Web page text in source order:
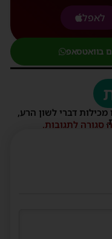
לאפל
בוואטסאפ
דברי לשון הרע,
סגורה לתגובות.